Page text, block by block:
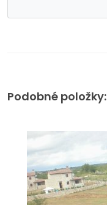
Podobné položky: